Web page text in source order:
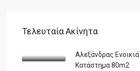
Τελευταία Ακίνητα
Αλεξάνδρας
Κατάστημα 80m2